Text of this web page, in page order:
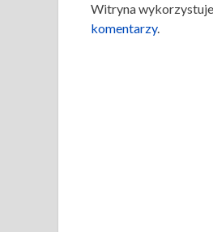
Witryna
komentarzy.